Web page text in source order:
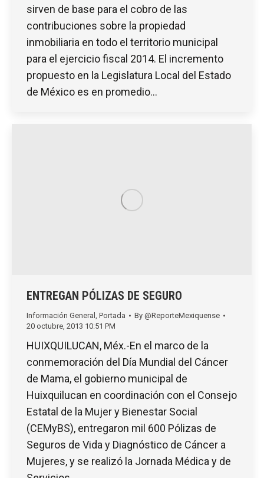
sirven de base para el cobro de las
contribuciones sobre la propiedad
inmobiliaria en todo el territorio municipal
para el ejercicio fiscal 2014. El incremento
propuesto en la Legislatura Local del Estado
de México es en promedio…
ENTREGAN PÓLIZAS DE SEGURO
Información General Portada By @ReporteMexiquense
20 octubre, 2013 10:51 PM
HUIXQUILUCAN, Méx.-En el marco de la
conmemoración del Día Mundial del Cáncer
de Mama, el gobierno municipal de
Huixquilucan en coordinación con el Consejo
Estatal de la Mujer y Bienestar Social
(CEMyBS), entregaron mil 600 Pólizas de
Seguros de Vida y Diagnóstico de Cáncer a
Mujeres, y se realizó la Jornada Médica y de